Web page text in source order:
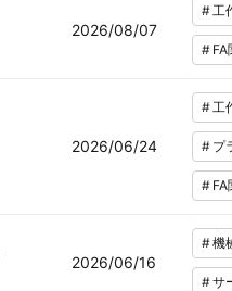
2026/08/07
#工
# FA
2026/06/24
#工
# プ
# FA
2026/06/16
#機
#サ